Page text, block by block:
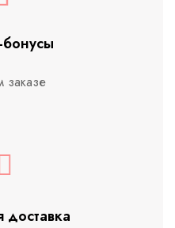
заказе
доставка